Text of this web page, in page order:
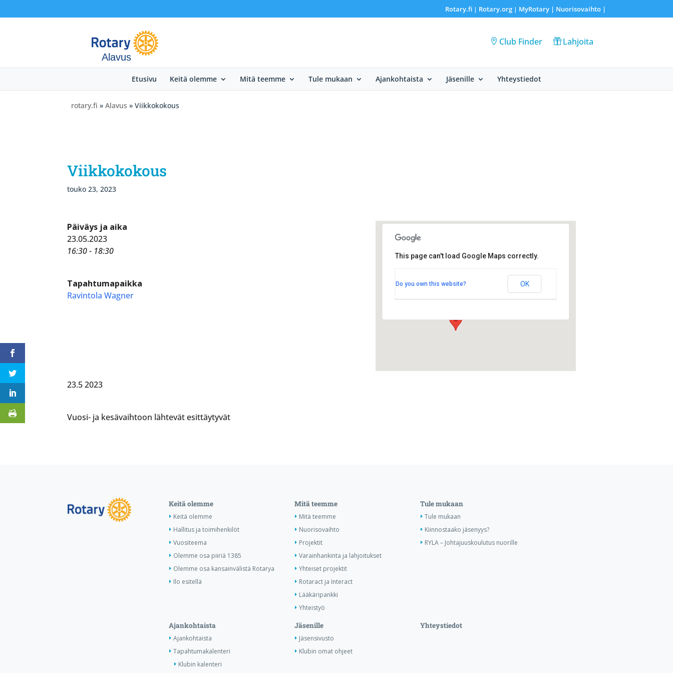
Rotary.fi| Rotary.org| MyRotary | Nuorisovaihto|
Alavus
Club Finder Lahjoita
Etusivu Keitä olemme Mitä teemme Tule mukaan Ajankohtaista Jäsenille Yhteystiedot
rotary.fi » Alavus » Viikkokokous
Viikkokokous
touko 23, 2023
Asematie 6 - Alavus
This page can't load Google Maps correctly.
Do you own this website? OK
Päiväys ja aika
23.05.2023
16:30 - 18:30
Tapahtumapaikka
Ravintola Wagner
23.5 2023
Vuosi- ja kesävaihtoon lähtevät esittäytyvät
Keitä olemme
Keitä olemme
Hallitus ja toimihenkilöt
Vuositeema
Olemme osa piiriä 1385
Olemme osa kansainvälistä Rotarya
Ilo esitellä
Mitä teemme
Mitä teemme
Nuorisovaihto
Projektit
Varainhankinta ja lahjoitukset
Yhteiset projektit
Rotaract ja Interact
Lääkäripankki
Yhteistyö
Tule mukaan
Tule mukaan
Kiinnostaako jäsenyys?
RYLA – Johtajuuskoulutus nuorille
Ajankohtaista
Ajankohtaista
Tapahtumakalenteri
Klubin kalenteri
Jäsenille
Jäsensivusto
Klubin omat ohjeet
Yhteystiedot